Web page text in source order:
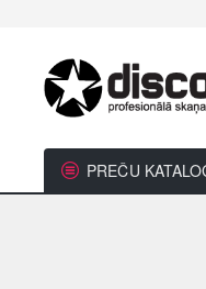
PREČU